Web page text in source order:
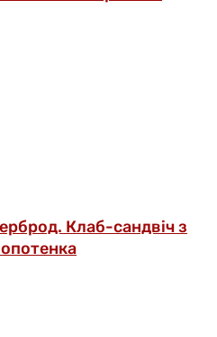
Клаб-сандвіч з